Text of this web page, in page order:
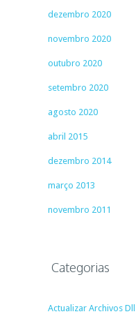
dezembro 2020
novembro 2020
outubro 2020
setembro 2020
agosto 2020
abril 2015
dezembro 2014
março 2013
novembro 2011
Categorias
Actualizar Archivos Dll